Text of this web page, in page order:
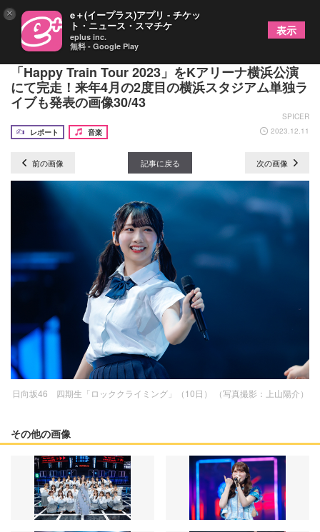
【ツアー最終日レポート】日向坂46 全国ツアー
「Happy Train Tour 2023」をKアリーナ横浜公演
にて完走！来年4月の2度目の横浜スタジアム単独ラ
イブも発表の画像30/43
SPICER
レポート
音楽 2023.12.11
前の画像 記事に戻る 次の画像
日向坂46 四期生「ロッククライミング」（10日） （写真撮影：上山陽介）
その他の画像
× e＋(イープラス)アプリ - チケッ
ト・ニュース・スマチケ
eplus inc.
無料 - Google Play
表示